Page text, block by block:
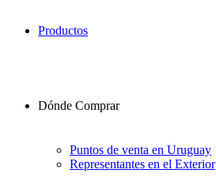
Productos
Dónde Comprar
Puntos de venta en Uruguay
Representantes en el Exterior